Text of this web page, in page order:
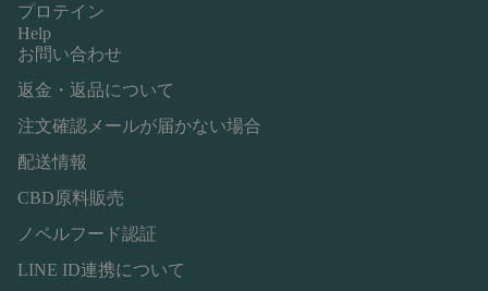
プロテイン
Help
お問い合わせ
返金・返品について
注文確認メールが届かない場合
配送情報
CBD原料販売
ノベルフード認証
LINE ID連携について